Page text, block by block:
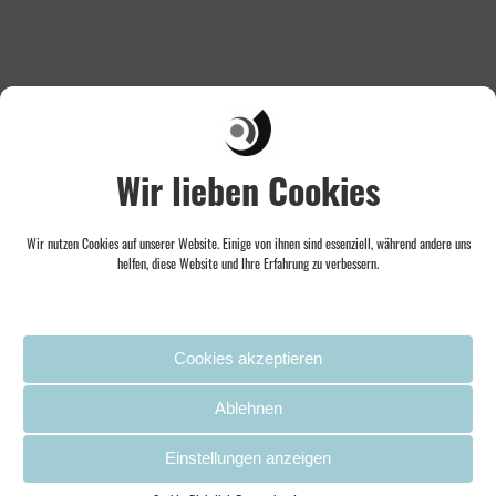
Wir lieben Cookies
Wir nutzen Cookies auf unserer Website. Einige von ihnen sind essenziell, während andere uns
helfen, diese Website und Ihre Erfahrung zu verbessern.
Cookies akzeptieren
Ablehnen
Einstellungen anzeigen